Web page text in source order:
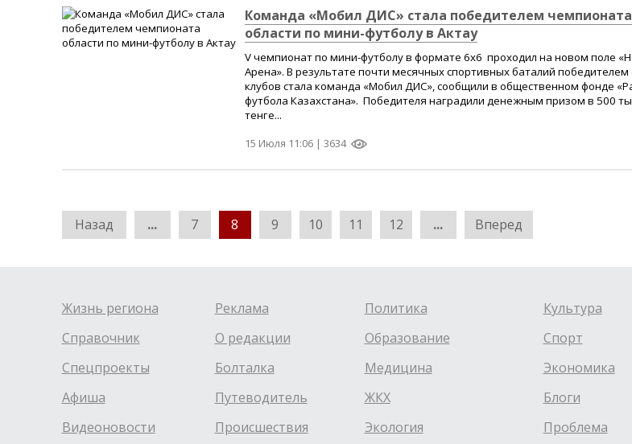
Команда «Мобил ДИС» стала победителем чемпионата
области по мини-футболу в Актау
V чемпионат по мини-футболу в формате 6х6 проходил на новом поле
Арена». В результате почти месячных спортивных баталий победителем
клубов стала команда «Мобил ДИС», сообщили в общественном фонде
футбола Казахстана». Победителя наградили денежным призом в 500
тенге...
15 Июля 11:06 | 3634
Назад ... 7 8 9 10 11 12 ... Вперед
Жизнь региона
Справочник
Спецпроекты
Афиша
Видеоновости
Реклама
О редакции
Болталка
Путеводитель
Происшествия
Политика
Образование
Медицина
ЖКХ
Экология
Культура
Спорт
Экономика
Блоги
Проблема